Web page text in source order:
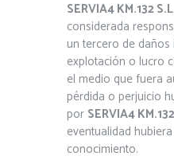
SERVIA4 KM.132
considerada
un tercero de
explotación o lucro
el medio que fuera
pérdida o perjuicio
por SERVIA4
eventualidad
conocimiento.